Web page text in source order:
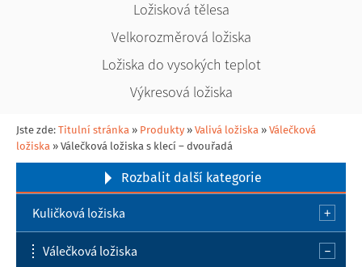
Ložisková tělesa
Velkorozměrová ložiska
Ložiska do vysokých teplot
Výkresová ložiska
Jste zde: Titulní stránka » Produkty » Valivá ložiska » Válečková
ložiska » Válečková ložiska s klecí – dvouřadá
Rozbalit další kategorie
Kuličková ložiska
Jednořadá kuličková ložiska
Válečková ložiska